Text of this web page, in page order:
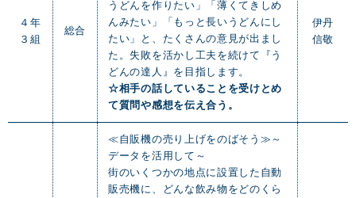
４年
３組
総合
うどんを作りたい」「薄くてきしめ
んみたい」「もっと長いうどんにし
たい」と、たくさんの意見が出まし
た。失敗を活かし工夫を続けて『う
どんの達人』を目指します。
☆相手の話していることを受けとめ
て質問や感想を伝え合う。
伊丹
信敬
≪自販機の売り上げをのばそう≫～
データを活用して～
街のいくつかの地点に設置した自動
販売機に、どんな飲み物をどのくら